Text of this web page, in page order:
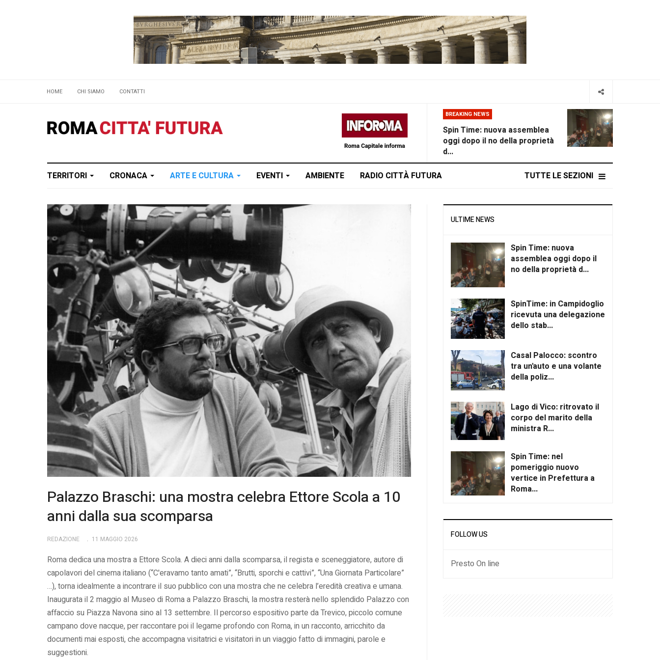
HOME CHI SIAMO CONTATTI
BREAKING NEWS
Spin Time: nuova assemblea
oggi dopo il no della proprietà
d...
TERRITORI CRONACA ARTE E CULTURA EVENTI TUTTE LE SEZIONI
AMBIENTE RADIO CITTÀ FUTURA
Palazzo Braschi: una mostra celebra Ettore Scola a 10
anni dalla sua scomparsa
REDAZIONE 11 MAGGIO 2026
Roma dedica una mostra a Ettore Scola. A dieci anni dalla scomparsa, il regista e sceneggiatore, autore di
capolavori del cinema italiano (“C'eravamo tanto amati”, “Brutti, sporchi e cattivi”, “Una Giornata Particolare”
…), torna idealmente a incontrare il suo pubblico con una mostra che ne celebra l’eredità creativa e umana.
Inaugurata il 2 maggio al Museo di Roma a Palazzo Braschi, la mostra resterà nello splendido Palazzo con
affaccio su Piazza Navona sino al 13 settembre. Il percorso espositivo parte da Trevico, piccolo comune
campano dove nacque, per raccontare poi il legame profondo con Roma, in un racconto, arricchito da
documenti mai esposti, che accompagna visitatrici e visitatori in un viaggio fatto di immagini, parole e
suggestioni.
ULTIME NEWS
Spin Time: nuova
assemblea oggi dopo il
no della proprietà d...
SpinTime: in Campidoglio
ricevuta una delegazione
dello stab...
Casal Palocco: scontro
tra un'auto e una volante
della poliz...
Lago di Vico: ritrovato il
corpo del marito della
ministra R...
Spin Time: nel
pomeriggio nuovo
vertice in Prefettura a
Roma...
FOLLOW US
Presto On line